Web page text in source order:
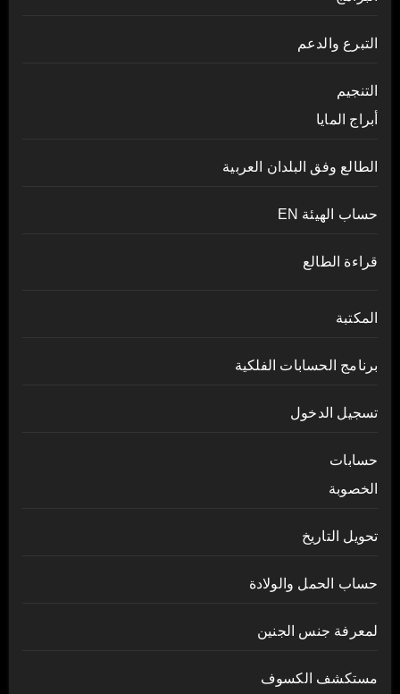
التبرع والدعم
التنجيم
أبراج المايا
الطالع وفق البلدان العربية
حساب الهيئة EN
قراءة الطالع
المكتبة
برنامج الحسابات الفلكية
تسجيل الدخول
حسابات
الخصوبة
تحويل التاريخ
حساب الحمل والولادة
لمعرفة جنس الجنين
مستكشف الكسوف